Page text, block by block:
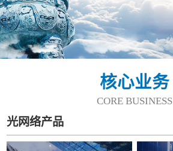
核心业务
CORE BUSINESS
光网络产品